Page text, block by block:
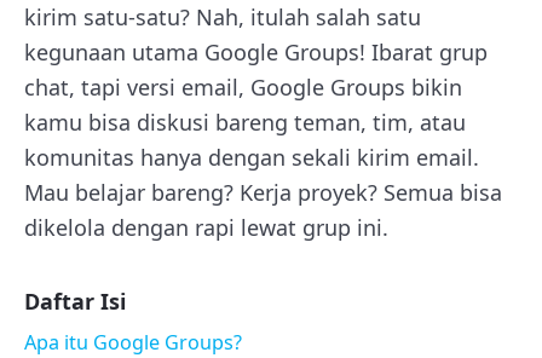
kirim satu-satu? Nah, itulah salah satu
kegunaan utama Google Groups! Ibarat grup
chat, tapi versi email, Google Groups bikin
kamu bisa diskusi bareng teman, tim, atau
komunitas hanya dengan sekali kirim email.
Mau belajar bareng? Kerja proyek? Semua bisa
dikelola dengan rapi lewat grup ini.
Daftar Isi
Apa itu Google Groups?